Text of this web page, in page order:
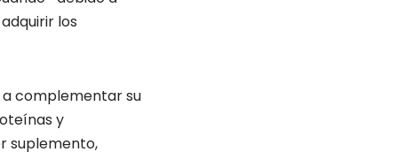
los
a complementar su
y
suplemento,